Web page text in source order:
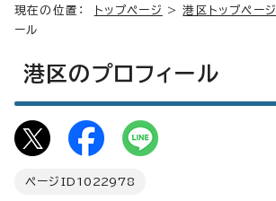
現在の位置： トップページ >港区トップページ
ール
港区のプロフィール
ページID 1022978